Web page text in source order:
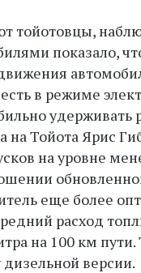
тойотовцы,
показало,
в режиме
удерживать
на Тойота Ярис
на уровне
еще более
расход
на 100 км пути.
версии.